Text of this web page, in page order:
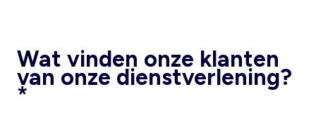
Wat vinden onze klanten
van onze dienstverlening?
*